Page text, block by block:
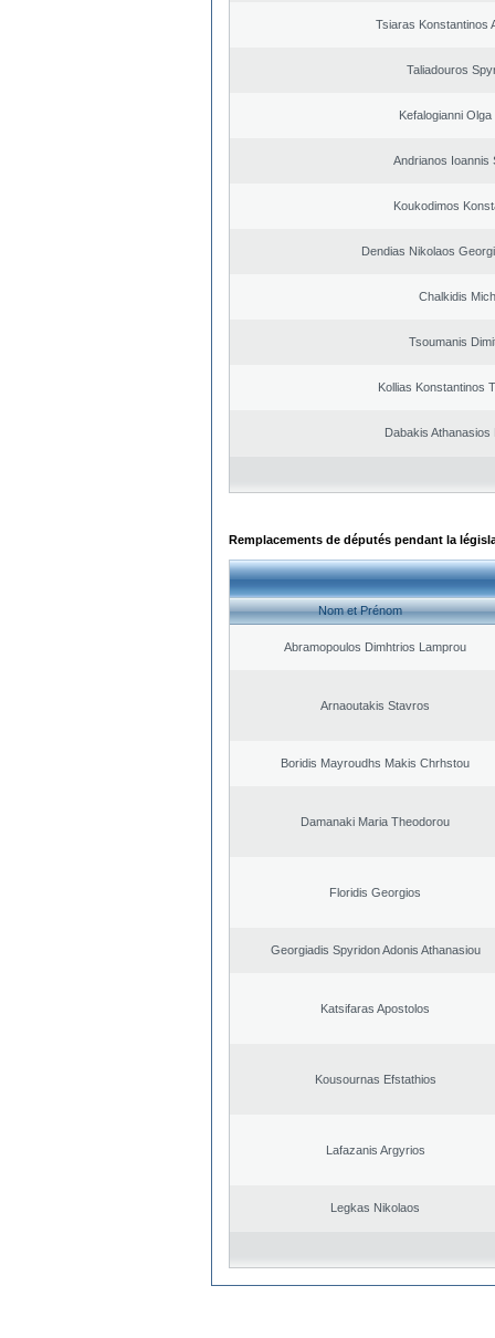
Tsiaras Konstantinos
Taliadouros
Kefalogianni Olga
Andrianos Ioannis
Koukodimos
Dendias Nikolaos
Chalkidis
Tsoumanis
Kollias Konstantinos
Dabakis Athanasios
Remplacements de députés pendant la
Nom et Prénom
Abramopoulos Dimhtrios Lamprou
Arnaoutakis Stavros
Boridis Mayroudhs Makis Chrhstou
Damanaki Maria Theodorou
Floridis Georgios
Georgiadis Spyridon Adonis Athanasiou
Katsifaras Apostolos
Kousournas Efstathios
Lafazanis Argyrios
Legkas Nikolaos